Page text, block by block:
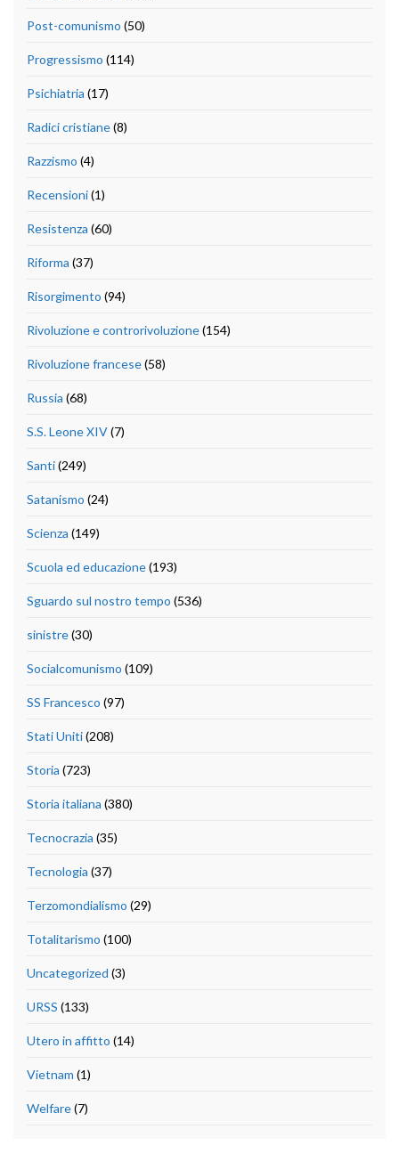
Post-comunismo (50)
Progressismo (114)
Psichiatria (17)
Radici cristiane(8)
Razzismo (4)
Recensioni(1)
Resistenza (60)
Riforma (37)
Risorgimento (94)
Rivoluzione e controrivoluzione(154)
Rivoluzione francese(58)
Russia (68)
S.S. Leone XIV(7)
Santi(249)
Satanismo (24)
Scienza (149)
Scuola ed educazione(193)
Sguardo sul nostro tempo (536)
sinistre(30)
Socialcomunismo (109)
SS Francesco (97)
Stati Uniti(208)
Storia (723)
Storia italiana (380)
Tecnocrazia (35)
Tecnologia (37)
Terzomondialismo (29)
Totalitarismo (100)
Uncategorized (3)
URSS (133)
Utero in affitto (14)
Vietnam (1)
Welfare(7)